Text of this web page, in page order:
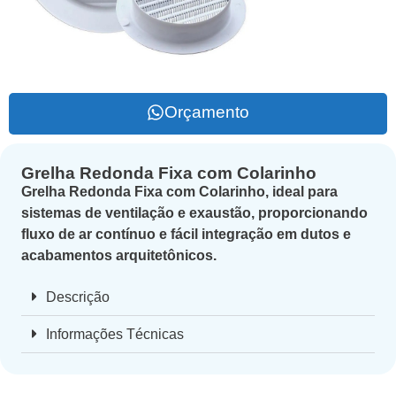
Orçamento
Grelha Redonda Fixa com Colarinho
Grelha Redonda Fixa com Colarinho, ideal para
sistemas de ventilação e exaustão, proporcionando
fluxo de ar contínuo e fácil integração em dutos e
acabamentos arquitetônicos.
Descrição
Informações Técnicas